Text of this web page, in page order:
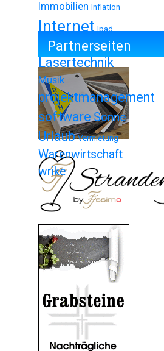
Immobilien Inflation
Internet Ipad
Iphone
Lasertechnik
Musik
projektmanagement
softwareSonne
Urlaub Vermietung
Warenwirtschaft
wrike
Partnerseiten